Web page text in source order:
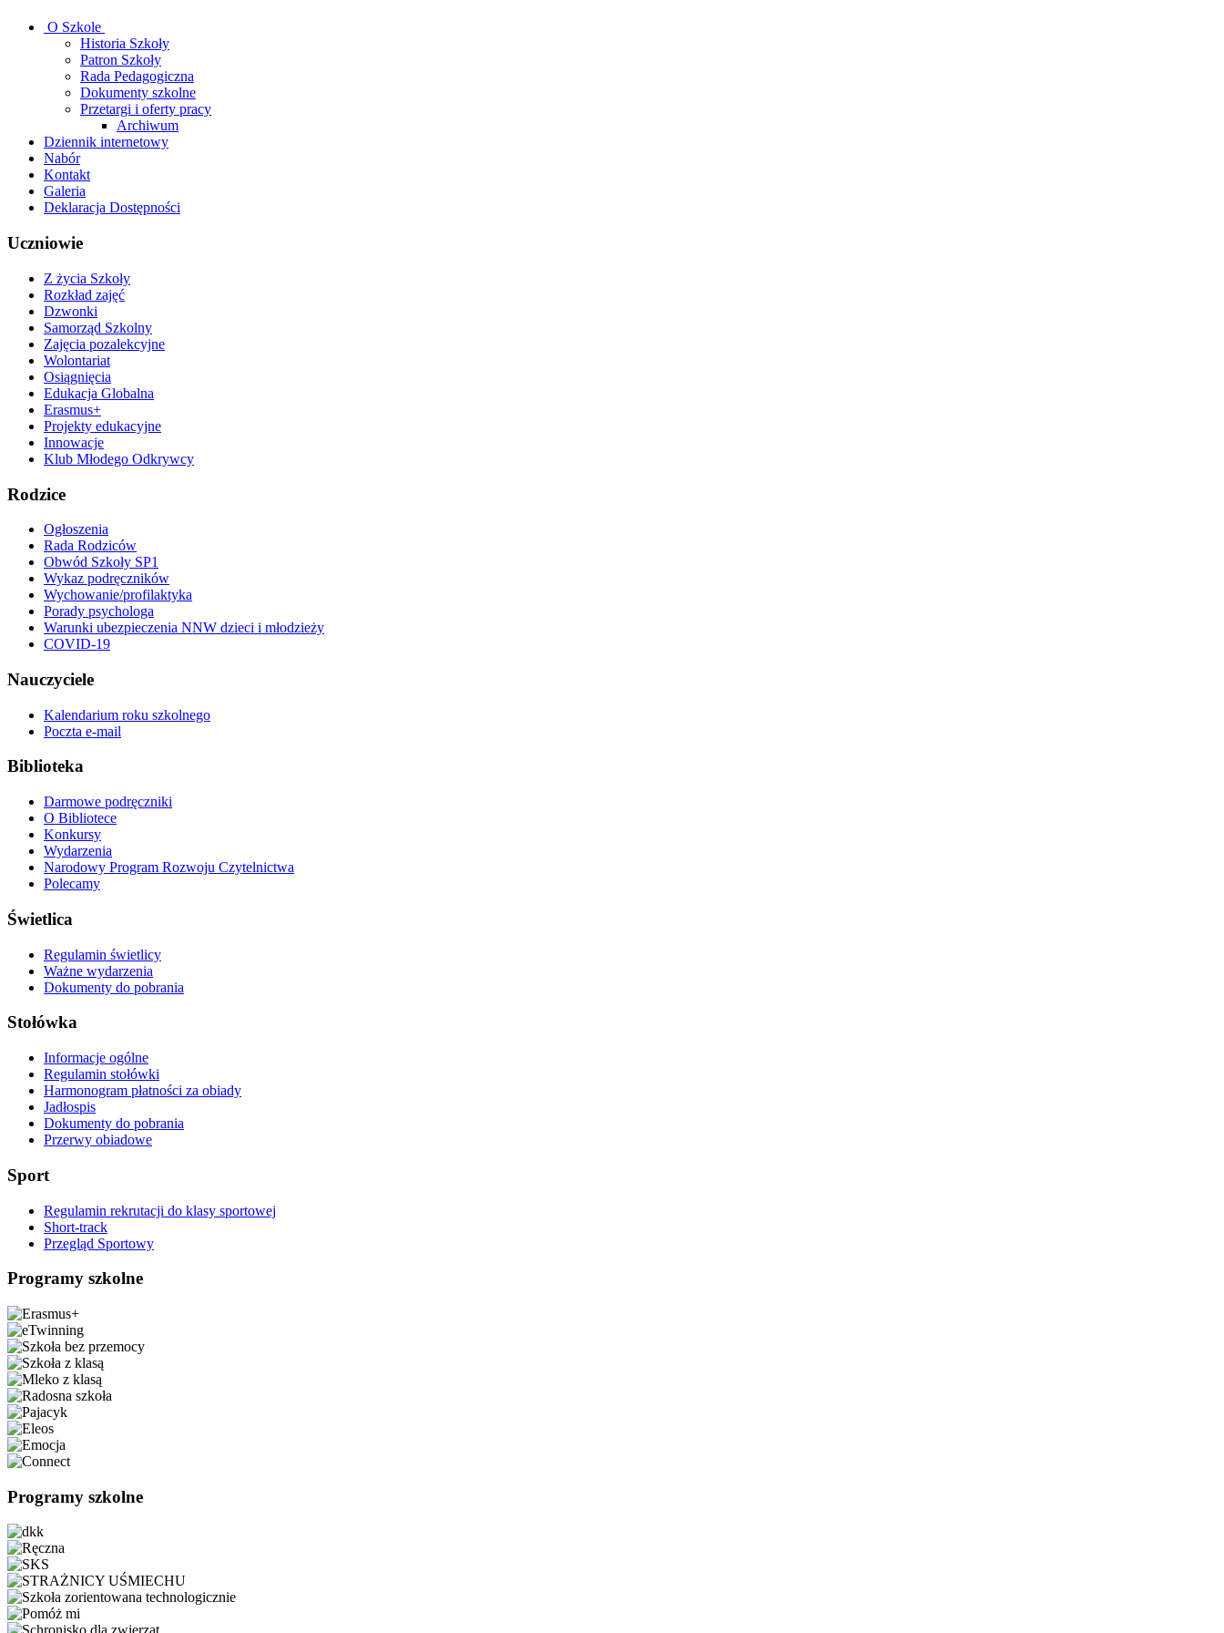
O Szkole
Historia Szkoły
Patron Szkoły
Rada Pedagogiczna
Dokumenty szkolne
Przetargi i oferty pracy
Archiwum
Dziennik internetowy
Nabór
Kontakt
Galeria
Deklaracja Dostępności
Uczniowie
Z życia Szkoły
Rozkład zajęć
Dzwonki
Samorząd Szkolny
Zajęcia pozalekcyjne
Wolontariat
Osiągnięcia
Edukacja Globalna
Erasmus+
Projekty edukacyjne
Innowacje
Klub Młodego Odkrywcy
Rodzice
Ogłoszenia
Rada Rodziców
Obwód Szkoły SP1
Wykaz podręczników
Wychowanie/profilaktyka
Porady psychologa
Warunki ubezpieczenia NNW dzieci i młodzieży
COVID-19
Nauczyciele
Kalendarium roku szkolnego
Poczta e-mail
Biblioteka
Darmowe podręczniki
O Bibliotece
Konkursy
Wydarzenia
Narodowy Program Rozwoju Czytelnictwa
Polecamy
Świetlica
Regulamin świetlicy
Ważne wydarzenia
Dokumenty do pobrania
Stołówka
Informacje ogólne
Regulamin stołówki
Harmonogram płatności za obiady
Jadłospis
Dokumenty do pobrania
Przerwy obiadowe
Sport
Regulamin rekrutacji do klasy sportowej
Short-track
Przegląd Sportowy
Programy szkolne
Programy szkolne